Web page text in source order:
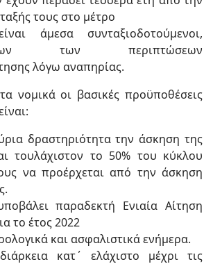
τους στο μέτρο
άμεσα συνταξιοδοτούμενοι,
των περιπτώσεων
λόγω αναπηρίας.
νομικά οι βασικές προϋποθέσεις
δραστηριότητα την άσκηση της
τουλάχιστον το 50% του κύκλου
να προέρχεται από την άσκηση
παραδεκτή Ενιαία Αίτηση
το έτος 2022
και ασφαλιστικά ενήμερα.
κατ΄ ελάχιστο μέχρι τις